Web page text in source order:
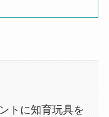
トに知育玩具を